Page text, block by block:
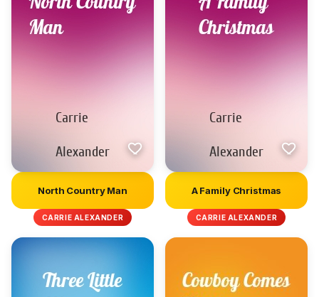
North Country Man
CARRIE ALEXANDER
A Family Christmas
CARRIE ALEXANDER